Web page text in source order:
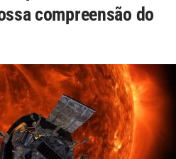
compreensão do